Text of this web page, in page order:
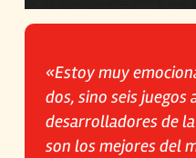
«Estoy muy
dos, sino seis juegos
desarrolladores de
son los mejores del